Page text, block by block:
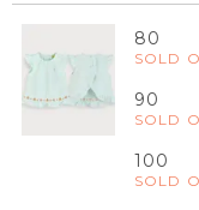
80
SOLD
90
SOLD
100
SOLD